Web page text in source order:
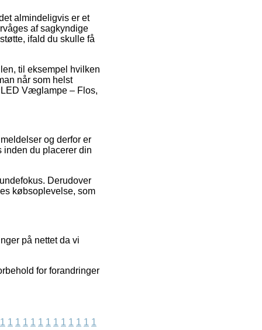
almindeligvis er et
af sagkyndige
ifald du skulle få
til eksempel hvilken
når som helst
Væglampe – Flos,
og derfor er
inden du placerer din
Derudover
købsoplevelse, som
på nettet da vi
for forandringer
1 1 1 1 1 1 1 1 1 1 1 1 1